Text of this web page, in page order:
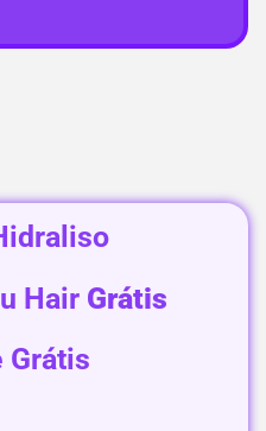
Hair Grátis
Grátis